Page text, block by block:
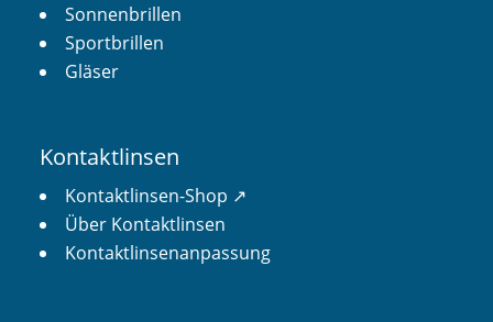
Sonnenbrillen
Sportbrillen
Gläser
Kontaktlinsen
Kontaktlinsen-Shop ↗︎
Über Kontaktlinsen
Kontaktlinsenanpassung